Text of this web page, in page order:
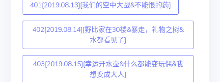
401[2019.08.13][我们的空中大战&不能恨的药]
402[2019.08.14][野比家在30楼&暴走，礼物之树&
水都看见了]
403[2019.08.15][幸运开水壶&什么都能变玩偶&我
想变成大人]